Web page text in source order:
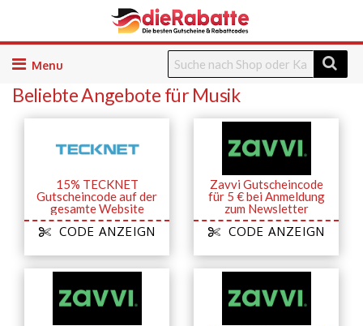
Skip
content
Beliebte Angebote für Musik
15% TECKNET
Gutscheincode auf der
gesamte Website
CODE ANZEIGN
Zavvi Gutscheincode
für 5 € bei Anmeldung
zum Newsletter
CODE ANZEIGN